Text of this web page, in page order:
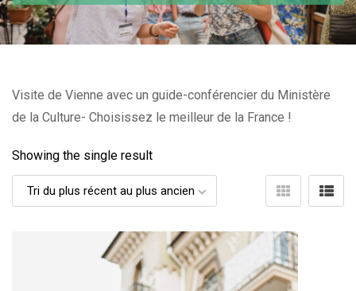
Visite de Vienne avec un guide-conférencier du Ministère
de la Culture- Choisissez le meilleur de la France !
Showing the single result